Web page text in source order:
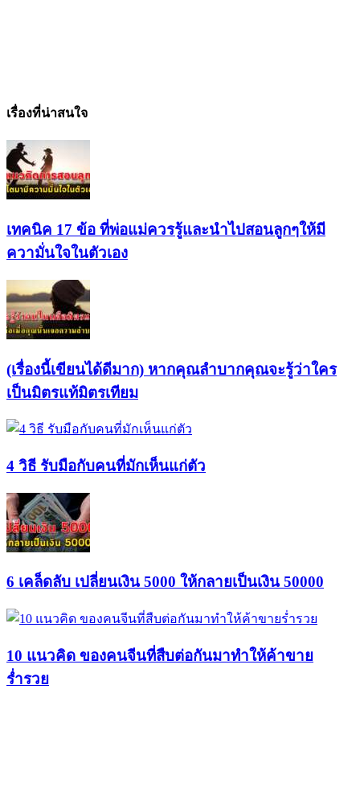
เรื่องที่น่าสนใจ
เทคนิค 17 ข้อ ที่พ่อแม่ควรรู้และนำไปสอนลูกๆให้มี
ความั่นใจในตัวเอง
(เรื่องนี้เขียนได้ดีมาก) หากคุณลำบากคุณจะรู้ว่าใคร
เป็นมิตรแท้มิตรเทียม
4 วิธี รับมือกับคนที่มักเห็นแก่ตัว
6 เคล็ดลับ เปลี่ยนเงิน 5000 ให้กลายเป็นเงิน 50000
10 แนวคิด ของคนจีนที่สืบต่อกันมาทำให้ค้าขาย
ร่ำรวย